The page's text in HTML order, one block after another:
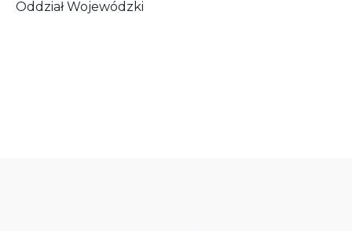
Oddział Wojewódzki